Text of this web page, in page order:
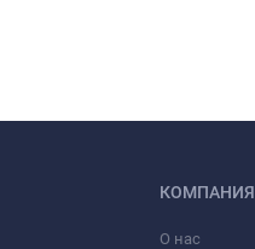
КОМПАНИЯ
О нас